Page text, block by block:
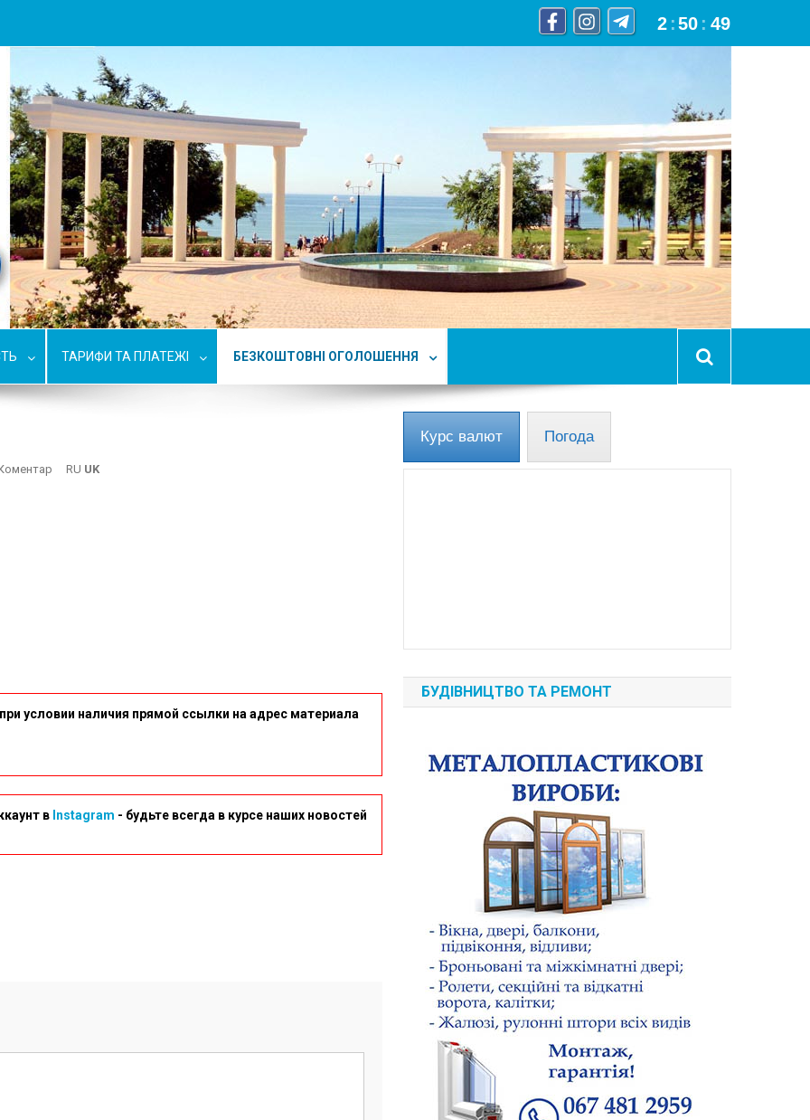
2 :50 : 50
ТАРИФИ ТА ПЛАТЕЖІ БЕЗКОШТОВНІ ОГОЛОШЕННЯ
RU UK
условии наличия прямой ссылки на адрес материала
в Instagram - будьте всегда в курсе наших новостей
Курс валют Погода
БУДІВНИЦТВО ТА РЕМОНТ